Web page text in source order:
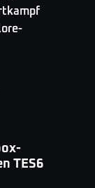
TES6